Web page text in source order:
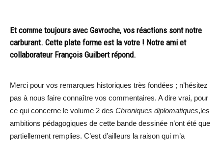
Et comme toujours avec Gavroche, vos réactions sont notre
carburant. Cette plate forme est la votre ! Notre ami et
collaborateur François Guilbert répond.
Merci pour vos remarques historiques très fondées ; n’hésitez
pas à nous faire connaître vos commentaires. A dire vrai, pour
ce qui concerne le volume 2 des Chroniques diplomatiques,les
ambitions pédagogiques de cette bande dessinée n’ont été que
partiellement remplies. C’est d’ailleurs la raison qui m’a